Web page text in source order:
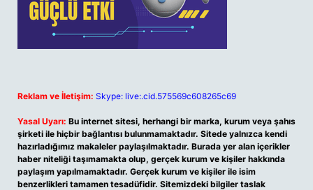
Reklam ve İletişim: Skype: live:.cid.575569c608265c69
Yasal Uyarı: Bu internet sitesi, herhangi bir marka, kurum veya şahıs
şirketi ile hiçbir bağlantısı bulunmamaktadır. Sitede yalnızca kendi
hazırladığımız makaleler paylaşılmaktadır. Burada yer alan içerikler
haber niteliği taşımamakta olup, gerçek kurum ve kişiler hakkında
paylaşım yapılmamaktadır. Gerçek kurum ve kişiler ile isim
benzerlikleri tamamen tesadüfidir. Sitemizdeki bilgiler taslak